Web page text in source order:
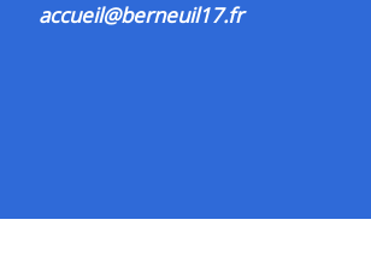
accueil@berneuil17.fr